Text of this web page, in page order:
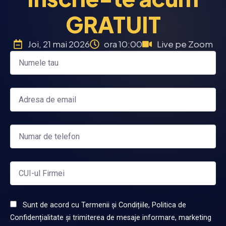
GRATUIT
Joi, 21 mai 2026 ora 10:00 Live pe Zoom
Sunt de acord cu Termenii și Condițiile, Politica de
Confidențialitate și trimiterea de mesaje informare, marketing